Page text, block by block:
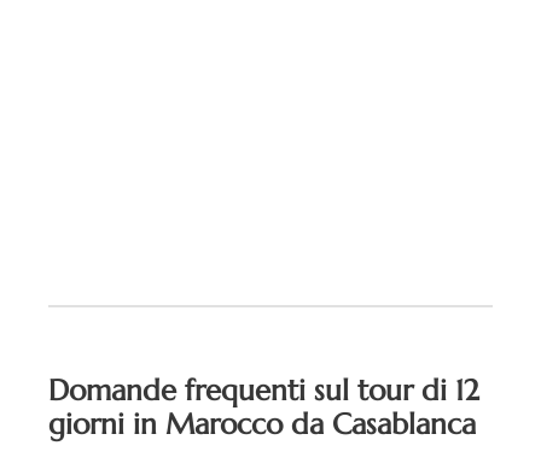
Domande frequenti sul tour di 12
giorni in Marocco da Casablanca